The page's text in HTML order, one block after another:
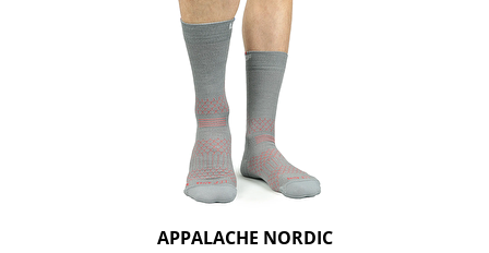
APPALACHE NORDIC